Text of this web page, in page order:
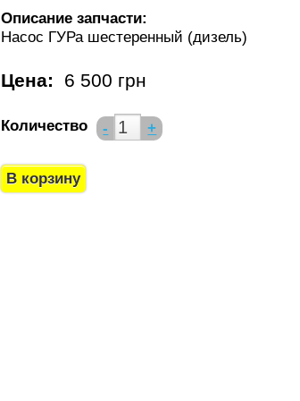
Описание запчасти:
Насос ГУРа шестеренный (дизель)
Цена: 6 500 грн
Количество - +